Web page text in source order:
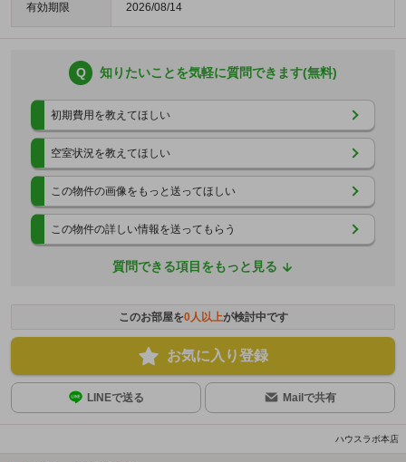
有効期限 2026/08/14
Q 知りたいことを気軽に質問できます(無料)
初期費用を教えてほしい
空室状況を教えてほしい
この物件の画像をもっと送ってほしい
この物件の詳しい情報を送ってもらう
質問できる項目をもっと見る
このお部屋を0人以上が検討中です
お気に入り登録
LINEで送る Mailで共有
ハウスラボ本店